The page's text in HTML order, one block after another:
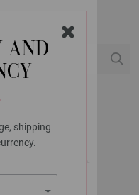
AND
shipping
DA